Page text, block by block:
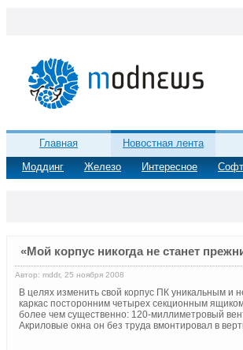
Главная
Новостная лента
Моддинг
Железо Интересное Софт
«Мой корпус никогда не станет
Автор: mddr, 25 ноября 2008
В целях изменить свой корпус ПК уникальным
каркас посторонним четырех секционным
более чем существенно: 120-миллиметровый
Акриловые окна он без труда вмонтировал в